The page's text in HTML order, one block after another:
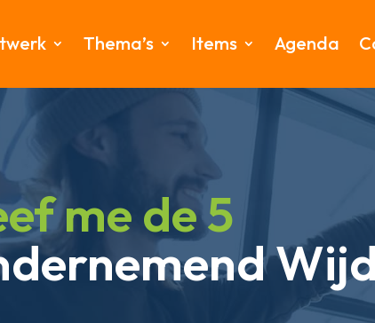
Thema’s Items Agenda
me de 5